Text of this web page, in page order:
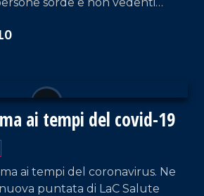
ciechi e ipovedenti di
e vice presidente Ens
Mazza e Francesco Scalise.
ai tempi del covid-19
ai tempi del coronavirus. Ne
puntata di LaC Salute